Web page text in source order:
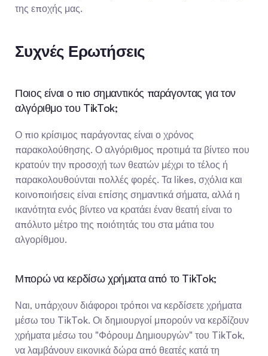
της εποχής μας.
Συχνές Ερωτήσεις
Ποιος είναι ο πιο σημαντικός παράγοντας για τον
αλγόριθμο του TikTok;
Ο πιο κρίσιμος παράγοντας είναι ο χρόνος
παρακολούθησης. Ο αλγόριθμος προτιμά τα βίντεο που
κρατούν την προσοχή των θεατών μέχρι το τέλος ή
παρακολουθούνται πολλές φορές. Τα likes, σχόλια και
κοινοποιήσεις είναι επίσης σημαντικά σήματα, αλλά η
ικανότητα ενός βίντεο να κρατάει έναν θεατή είναι το
απόλυτο μέτρο της ποιότητάς του στα μάτια του
αλγορίθμου.
Μπορώ να κερδίσω χρήματα από το TikTok;
Ναι, υπάρχουν διάφοροι τρόποι να κερδίσετε χρήματα
μέσω του TikTok. Οι δημιουργοί μπορούν να κερδίζουν
χρήματα μέσω του "Φόρουμ Δημιουργών" του TikTok,
να λαμβάνουν εικονικά δώρα από θεατές κατά τη